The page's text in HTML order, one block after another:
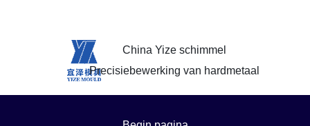
China Yize schimmel
Precisiebewerking van hardmetaal